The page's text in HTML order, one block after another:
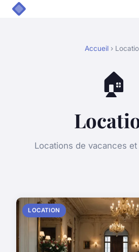
Accueil›
🏠
Locations de vacances
LOCATION